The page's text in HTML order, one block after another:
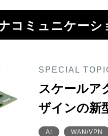
コミュニケーシ
SPECIAL
スケールア
ザインの新
AI WAN/VPN